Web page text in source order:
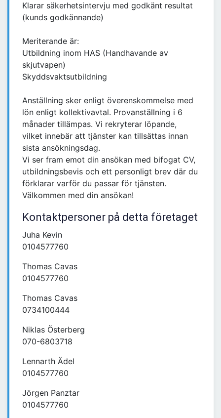
Klarar säkerhetsintervju med godkänt resultat
(kunds godkännande)
Meriterande är:
Utbildning inom HAS (Handhavande av
skjutvapen)
Skyddsvaktsutbildning
Anställning sker enligt överenskommelse med
lön enligt kollektivavtal. Provanställning i 6
månader tillämpas. Vi rekryterar löpande,
vilket innebär att tjänster kan tillsättas innan
sista ansökningsdag.
Vi ser fram emot din ansökan med bifogat CV,
utbildningsbevis och ett personligt brev där du
förklarar varför du passar för tjänsten.
Välkommen med din ansökan!
Kontaktpersoner på detta företaget
Juha Kevin
0104577760
Thomas Cavas
0104577760
Thomas Cavas
0734100444
Niklas Österberg
070-6803718
Lennarth Ädel
0104577760
Jörgen Panztar
0104577760